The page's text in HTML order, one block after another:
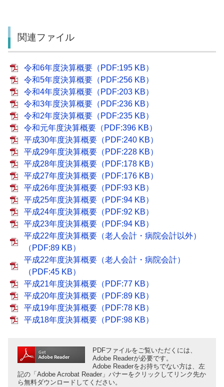
関連ファイル
令和6年度決算概要（PDF:195 KB）
令和5年度決算概要（PDF:256 KB）
令和4年度決算概要（PDF:203 KB）
令和3年度決算概要（PDF:236 KB）
令和2年度決算概要（PDF:235 KB）
令和元年度決算概要（PDF:396 KB）
平成30年度決算概要（PDF:240 KB）
平成29年度決算概要（PDF:228 KB）
平成28年度決算概要（PDF:178 KB）
平成27年度決算概要（PDF:176 KB）
平成26年度決算概要（PDF:93 KB）
平成25年度決算概要（PDF:94 KB）
平成24年度決算概要（PDF:92 KB）
平成23年度決算概要（PDF:94 KB）
平成22年度決算概要（老人会計・病院会計以外）
（PDF:89 KB）
平成22年度決算概要（老人会計・病院会計）
（PDF:45 KB）
平成21年度決算概要（PDF:77 KB）
平成20年度決算概要（PDF:89 KB）
平成19年度決算概要（PDF:78 KB）
平成18年度決算概要（PDF:98 KB）
PDFファイルをご覧いただくには、
Adobe Readerが必要です。
Adobe Readerをお持ちでない方は、左
記の「Adobe Acrobat Reader」バナーをクリックしてリンク先か
ら無料ダウンロードしてください。